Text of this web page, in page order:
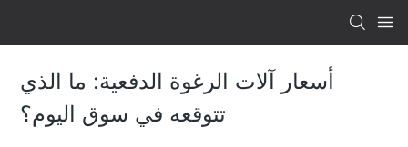
أسعار آلات الرغوة الدفعية: ما الذي
تتوقعه في سوق اليوم؟